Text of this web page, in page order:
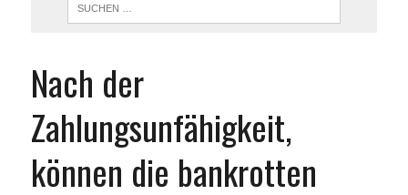
Nach der
Zahlungsunfähigkeit,
können die bankrotten